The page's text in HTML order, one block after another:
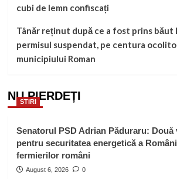
cubi de lemn confiscați
Tânăr reținut după ce a fost prins băut
permisul suspendat, pe centura
municipiului Roman
NU PIERDEȚI
STIRI
Senatorul PSD Adrian Păduraru:
pentru securitatea energetică a
fermierilor români
August 6, 2026 0